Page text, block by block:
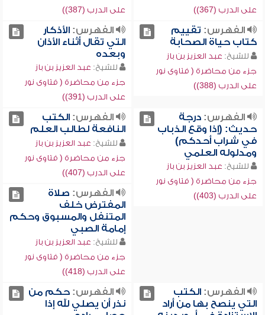
على الدرب (367))
على الدرب (387))
الفهرس: تقييم
كتاب حياة الصحابة
للشيخ: عبد العزيز بن باز
جزء من محاضرة ( فتاوى نور
على الدرب (388))
الفهرس:الأذكار
التي تقال أثناء الأذان
وبعده
للشيخ: عبد العزيز بن باز
جزء من محاضرة ( فتاوى نور
على الدرب (391))
الفهرس:درجة
حديث: (إذا وقع الذباب
في شراب أحدكم)
ومدلوله العلمي
للشيخ: عبد العزيز بن باز
جزء من محاضرة ( فتاوى نور
على الدرب (403))
الفهرس:الكتب
النافعة لطالب العلم
للشيخ: عبد العزيز بن باز
جزء من محاضرة ( فتاوى نور
على الدرب (407))
الفهرس: صلاة
المفترض خلف
المتنفل والمسبوق وحكم
إمامة الصبي
للشيخ: عبد العزيز بن باز
جزء من محاضرة ( فتاوى نور
على الدرب (418))
الفهرس:الكتب
التي ينصح بها من أراد
الفهرس:حكم من
نذر أن يصلي لله إذا